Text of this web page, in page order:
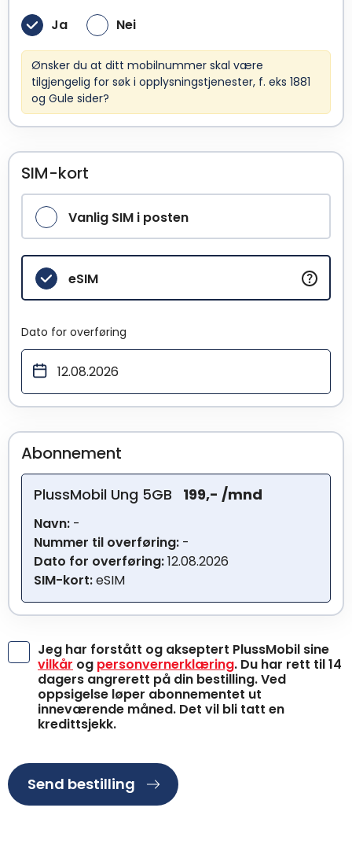
Ja Nei
Ønsker du at ditt mobilnummer skal være
tilgjengelig for søk i opplysningstjenester, f. eks 1881
og Gule sider?
SIM-kort
Vanlig SIM i posten
eSIM
Dato for overføring
Abonnement
PlussMobil Ung 5GB 199,- /mnd
Navn: -
Nummer til overføring: -
Dato for overføring:12.08.2026
SIM-kort:eSIM
Jeg har forstått og akseptert PlussMobil sine
vilkår og personvernerklæring. Du har rett til 14
dagers angrerett på din bestilling. Ved
oppsigelse løper abonnementet ut
inneværende måned. Det vil bli tatt en
kredittsjekk.
Send bestilling